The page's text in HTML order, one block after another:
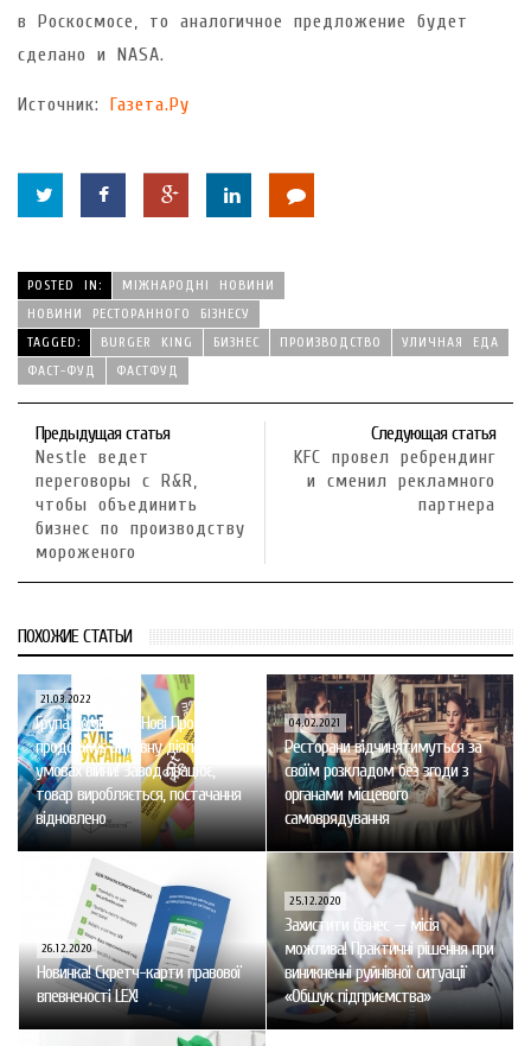
в Роскосмосе, то аналогичное предложение будет
сделано и NASA.
Источник: Газета.Ру
POSTED IN:
МІЖНАРОДНІ НОВИНИ
НОВИНИ РЕСТОРАННОГО БІЗНЕСУ
TAGGED:
BURGER KING БИЗНЕС ПРОИЗВОДСТВО
УЛИЧНАЯ ЕДА
ФАСТ-ФУД
ФАСТФУД
Предыдущая статья
Nestle ведет
переговоры с R&R,
чтобы объединить
бизнес по производству
мороженого
Следующая статья
KFC провел ребрендинг
и сменил рекламного
партнера
ПОХОЖИЕ СТАТЬИ
21.03.2022
Група Компаній «Нові Продукти»
продовжує активну діяльність в
умовах війни! Завод працює,
товар виробляється, постачання
відновлено
04.02.2021
Ресторани відчинятимуться за
своїм розкладом без згоди з
органами місцевого
самоврядування
26.12.2020
Новинка! Скретч-карти правової
впевненості LEX!
25.12.2020
Захистити бізнес — місія
можлива! Практичні рішення при
виникненні руйнівної ситуації
«Обшук підприємства»